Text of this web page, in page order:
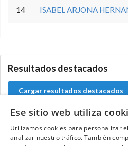
14 ISABEL ARJONA
Resultados destacados
Cargar resultados destacados
Contacta con el
Ese sitio web utiliza
Utilizamos cookies para personalizar
analizar nuestro tráfico. También